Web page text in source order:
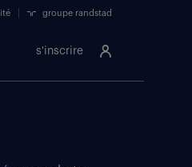
s'inscrire
groupe randstad